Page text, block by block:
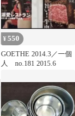
¥550
GOETHE 2014.3／一個
人 no.181 2015.6